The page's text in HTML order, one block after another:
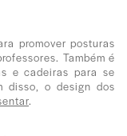
promover posturas
Também é
e cadeiras para se
disso, o design dos
.